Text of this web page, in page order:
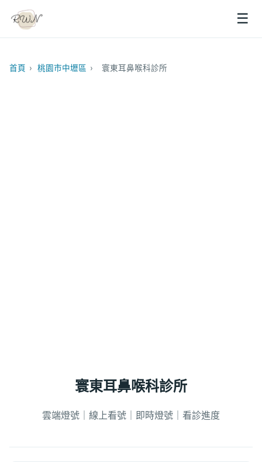
☰
首頁 › 桃園市中壢區 › 寰東耳鼻喉科診所
寰東耳鼻喉科診所
雲端燈號｜線上看號｜即時燈號｜看診進度